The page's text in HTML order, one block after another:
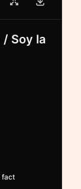
/ Soy la
fact